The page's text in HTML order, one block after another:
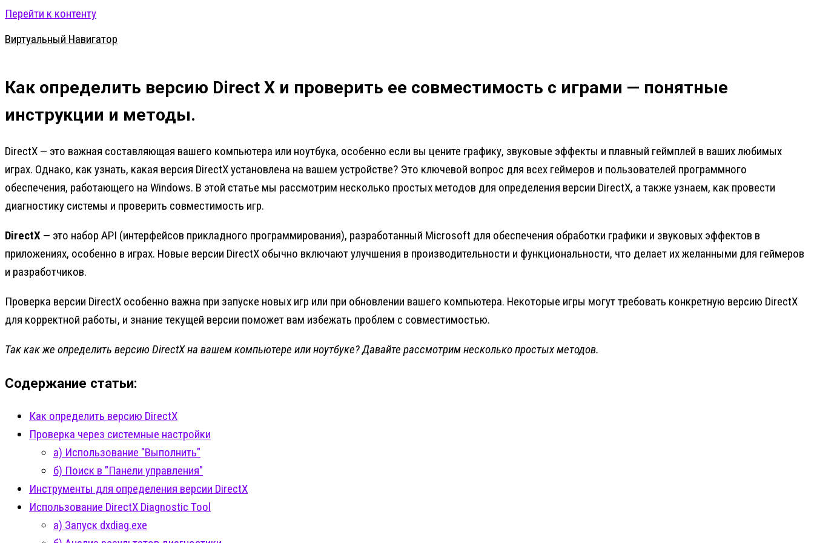
Перейти к контенту
Виртуальный Навигатор
Как определить версию Direct X и проверить ее совместимость с играми — понятные
инструкции и методы.
DirectX — это важная составляющая вашего компьютера или ноутбука, особенно если вы цените графику, звуковые эффекты и плавный геймплей в ваших любимых
играх. Однако, как узнать, какая версия DirectX установлена на вашем устройстве? Это ключевой вопрос для всех геймеров и пользователей программного
обеспечения, работающего на Windows. В этой статье мы рассмотрим несколько простых методов для определения версии DirectX, а также узнаем, как провести
диагностику системы и проверить совместимость игр.
DirectX — это набор API (интерфейсов прикладного программирования), разработанный Microsoft для обеспечения обработки графики и звуковых эффектов в
приложениях, особенно в играх. Новые версии DirectX обычно включают улучшения в производительности и функциональности, что делает их желанными для геймеров
и разработчиков.
Проверка версии DirectX особенно важна при запуске новых игр или при обновлении вашего компьютера. Некоторые игры могут требовать конкретную версию DirectX
для корректной работы, и знание текущей версии поможет вам избежать проблем с совместимостью.
Так как же определить версию DirectX на вашем компьютере или ноутбуке? Давайте рассмотрим несколько простых методов.
Содержание статьи:
Как определить версию DirectX
Проверка через системные настройки
а) Использование "Выполнить"
б) Поиск в "Панели управления"
Инструменты для определения версии DirectX
Использование DirectX Diagnostic Tool
а) Запуск dxdiag.exe